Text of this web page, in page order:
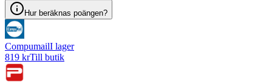
Hur beräknas poängen?
CompumailI lager
819 krTill butik